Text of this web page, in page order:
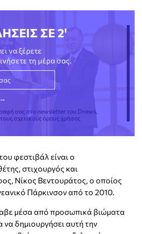
ΣΕ 2'
να ξέρετε
τη μέρα σας.
σας στο newsletter του Dnews,
σχετικούς όρους χρήσης
φεστιβάλ είναι ο
στιχουργός και
Νίκος Βεντουράτος, ο οποίος
Πάρκινσον από το 2010.
μέσα από προσωπικά βιώματα
να δημιουργήσει αυτή την